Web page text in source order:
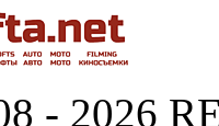
- 2026